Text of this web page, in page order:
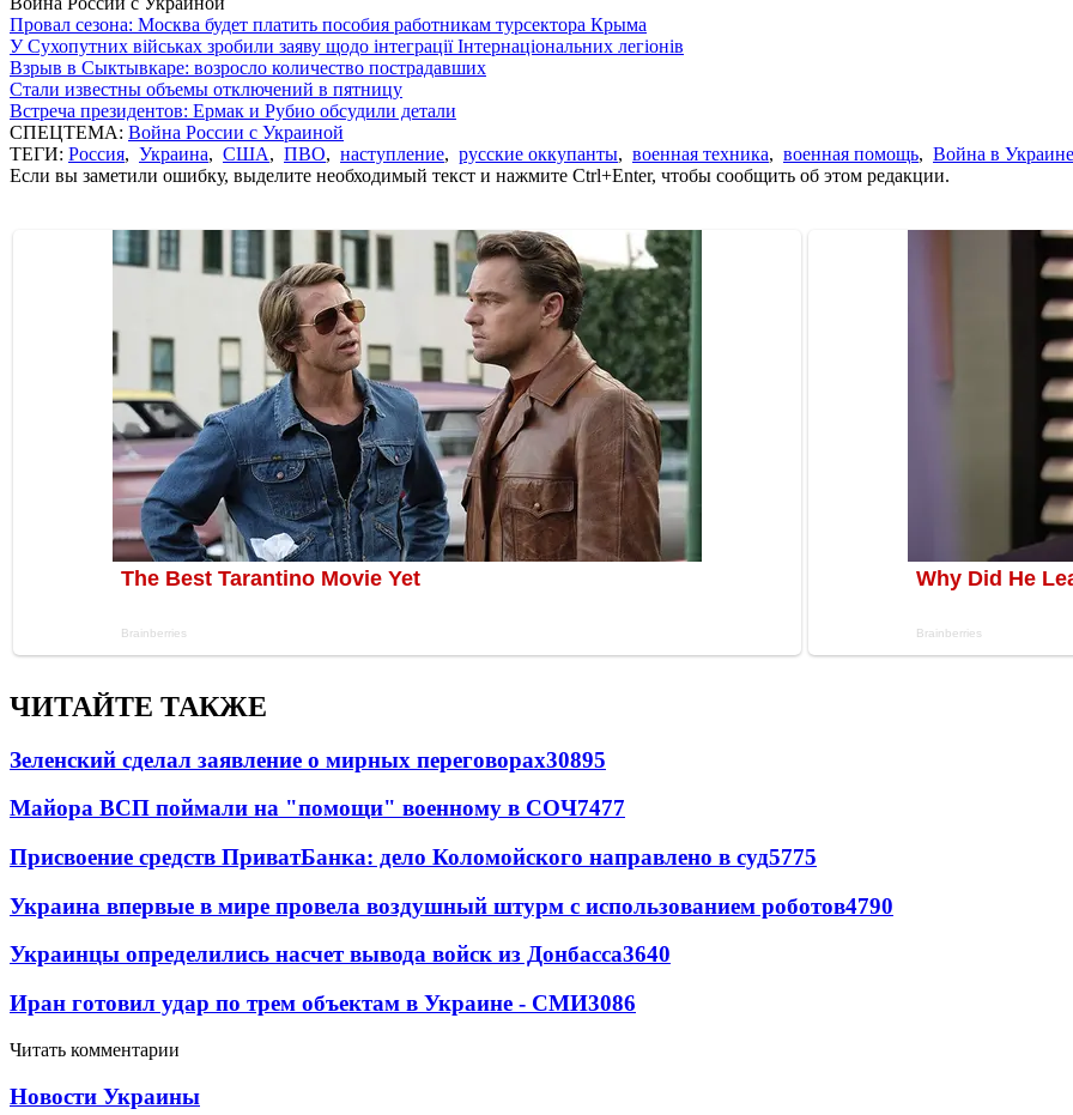
Провал сезона: Москва будет платить пособия работникам турсектора Крыма
У Сухопутних військах зробили заяву щодо інтеграції Інтернаціональних легіонів
Взрыв в Сыктывкаре: возросло количество пострадавших
Стали известны объемы отключений в пятницу
Встреча президентов: Ермак и Рубио обсудили детали
СПЕЦТЕМА: Война России с Украиной
ТЕГИ: Россия, Украина, США, ПВО, наступление, русские оккупанты, военная техника, военная помощь, Война в Украине
Если вы заметили ошибку, выделите необходимый текст и нажмите Ctrl+Enter, чтобы сообщить об этом редакции.
ЧИТАЙТЕ ТАКЖЕ
Зеленский сделал заявление о мирных переговорах30895
Майора ВСП поймали на "помощи" военному в СОЧ7477
Присвоение средств ПриватБанка: дело Коломойского направлено в суд5775
Украина впервые в мире провела воздушный штурм с использованием роботов4790
Украинцы определились насчет вывода войск из Донбасса3640
Иран готовил удар по трем объектам в Украине - СМИ3086
Читать комментарии
Новости Украины